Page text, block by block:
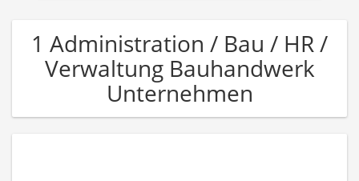
1 Administration / Bau / HR /
Verwaltung Bauhandwerk
Unternehmen